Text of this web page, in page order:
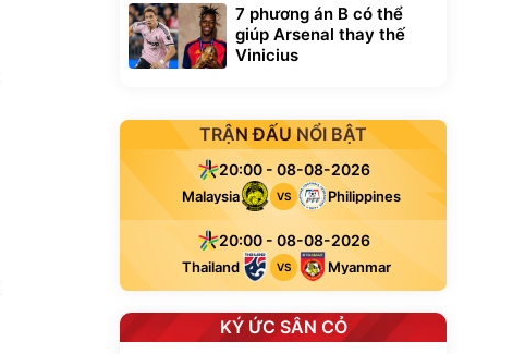
7 phương án B có thể
giúp Arsenal thay thế
Vinicius
TRẬN ĐẤU NỔI BẬT
20:00 - 08-08-2026
Malaysia VS Philippines
20:00 - 08-08-2026
Thailand VS Myanmar
KÝ ỨC SÂN CỎ